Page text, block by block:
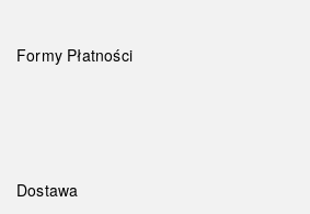
Formy Płatności
Dostawa